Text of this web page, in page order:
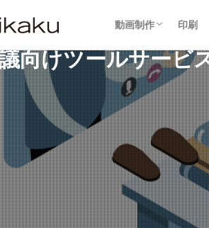
動画制作
動画制作
ライブ配信
印刷
向けツールサービ